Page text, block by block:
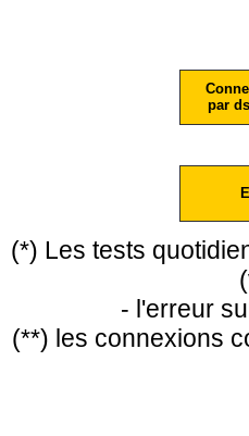
par
(*) Les tests
- l'erreur
(**) les connexions